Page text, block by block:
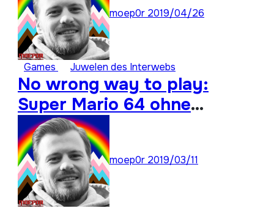
moep0r 2019/04/26
Games Juwelen des Interwebs
No wrong way to play:
Super Mario 64 ohne
Analogstick durchspielen
moep0r 2019/03/11